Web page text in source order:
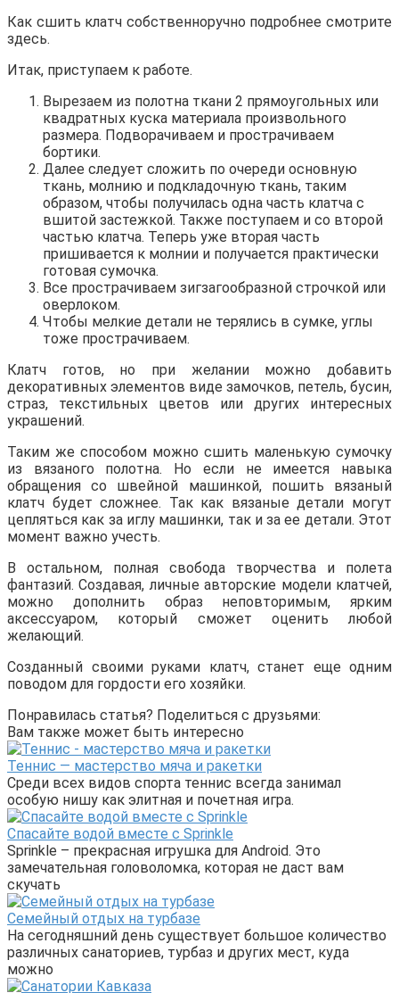
Как сшить клатч собственноручно подробнее смотрите
здесь.
Итак, приступаем к работе.
Вырезаем из полотна ткани 2 прямоугольных или
квадратных куска материала произвольного
размера. Подворачиваем и прострачиваем
бортики.
Далее следует сложить по очереди основную
ткань, молнию и подкладочную ткань, таким
образом, чтобы получилась одна часть клатча с
вшитой застежкой. Также поступаем и со второй
частью клатча. Теперь уже вторая часть
пришивается к молнии и получается практически
готовая сумочка.
Все прострачиваем зигзагообразной строчкой или
оверлоком.
Чтобы мелкие детали не терялись в сумке, углы
тоже прострачиваем.
Клатч готов, но при желании можно добавить
декоративных элементов виде замочков, петель, бусин,
страз, текстильных цветов или других интересных
украшений.
Таким же способом можно сшить маленькую сумочку
из вязаного полотна. Но если не имеется навыка
обращения со швейной машинкой, пошить вязаный
клатч будет сложнее. Так как вязаные детали могут
цепляться как за иглу машинки, так и за ее детали. Этот
момент важно учесть.
В остальном, полная свобода творчества и полета
фантазий. Создавая, личные авторские модели клатчей,
можно дополнить образ неповторимым, ярким
аксессуаром, который сможет оценить любой
желающий.
Созданный своими руками клатч, станет еще одним
поводом для гордости его хозяйки.
Понравилась статья? Поделиться с друзьями:
Вам также может быть интересно
Теннис — мастерство мяча и ракетки
Среди всех видов спорта теннис всегда занимал
особую нишу как элитная и почетная игра.
Спасайте водой вместе с Sprinkle
Sprinkle – прекрасная игрушка для Android. Это
замечательная головоломка, которая не даст вам
скучать
Семейный отдых на турбазе
На сегодняшний день существует большое количество
различных санаториев, турбаз и других мест, куда
можно